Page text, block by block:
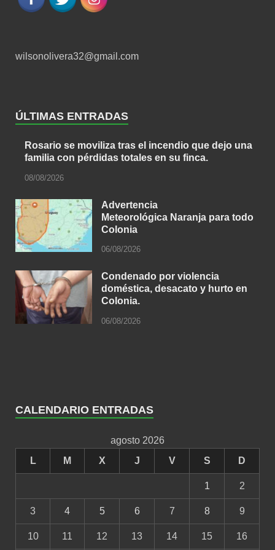
wilsonolivera32@gmail.com
ÚLTIMAS ENTRADAS
Rosario se moviliza tras el incendio que dejo una
familia con pérdidas totales en su finca.
08/08/2026
Advertencia
Meteorológica Naranja para todo
Colonia
06/08/2026
Condenado por violencia
doméstica, desacato y hurto en
Colonia.
06/08/2026
CALENDARIO ENTRADAS
agosto 2026
L
M X J V S D
1 2
3 4 5 6 7 8 9
10 11 12 13 14 15 16